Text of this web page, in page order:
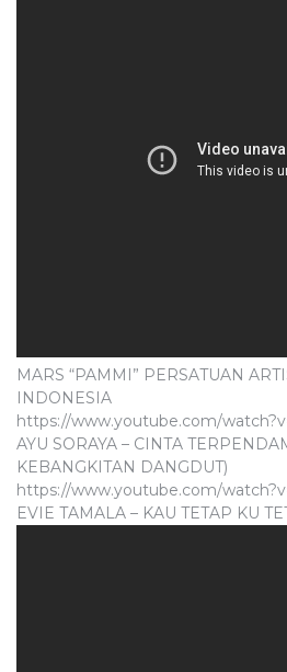
MARS “PAMMI” PERSATUAN
INDONESIA
https://www.youtube.com/
AYU SORAYA – CINTA
KEBANGKITAN DANGDUT)
https://www.youtube.com/
EVIE TAMALA – KAU TETAP KU